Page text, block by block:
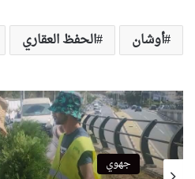
أوشان الحفظ العقاري
جهوي